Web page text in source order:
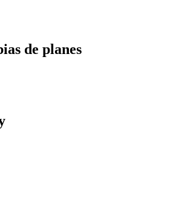
de planes